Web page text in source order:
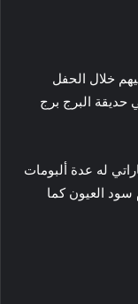
خلال الحفل
البرج برج
له عدة ألبومات
العيون كما